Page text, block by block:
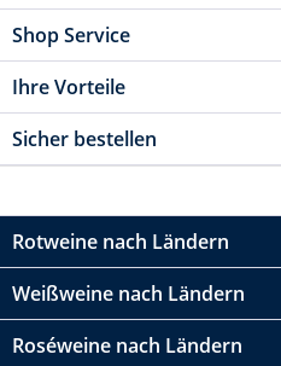
Shop Service
Ihre Vorteile
Sicher bestellen
Rotweine nach Ländern
Weißweine nach Ländern
Roséweine nach Ländern